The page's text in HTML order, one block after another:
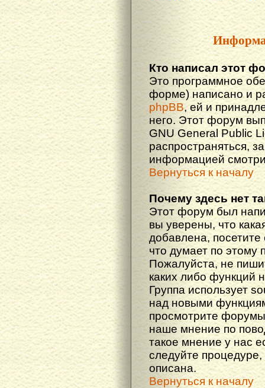
Кто написал этот
Это программное
форме) написано и
phpBB, ей и
него. Этот форум
GNU General Public
распространяться,
информацией
Вернуться к началу
Почему здесь нет
Этот форум был
вы уверены, что
добавлена,
что думает по этому
Пожалуйста, не
каких либо функций
Группа использует
над новыми
просмотрите
наше мнение по
такое мнение у нас
следуйте процедуре,
описана.
Вернуться к началу